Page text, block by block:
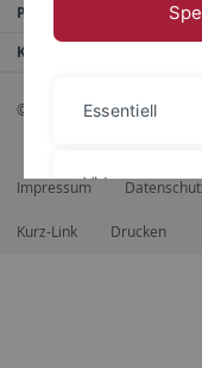
Portale
Kontaktinfo
© 2026 Eberhard Karls
Impressum
Kurz-Link Drucken
Essentiell
Videos